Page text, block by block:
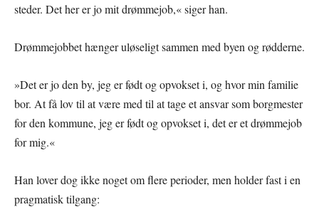
steder. Det her er jo mit drømmejob,« siger han.
Drømmejobbet hænger uløseligt sammen med byen og rødderne.
»Det er jo den by, jeg er født og opvokset i, og hvor min familie
bor. At få lov til at være med til at tage et ansvar som borgmester
for den kommune, jeg er født og opvokset i, det er et drømmejob
for mig.«
Han lover dog ikke noget om flere perioder, men holder fast i en
pragmatisk tilgang: